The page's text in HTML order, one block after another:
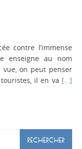
contre l’immense
enseigne au nom
vue, on peut penser
touristes, il en va […]